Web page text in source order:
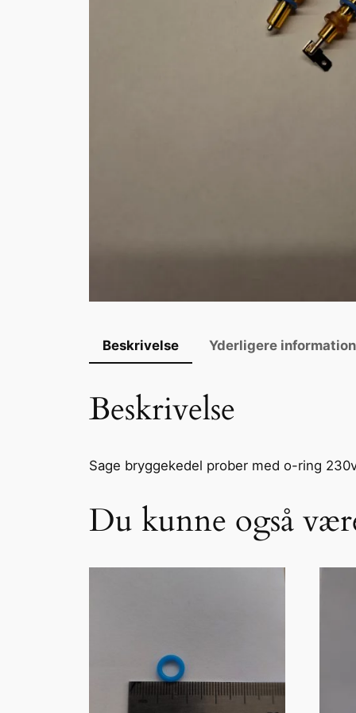
Beskrivelse Yderligere information
Beskrivelse
Sage bryggekedel prober med o-ring
Du kunne også